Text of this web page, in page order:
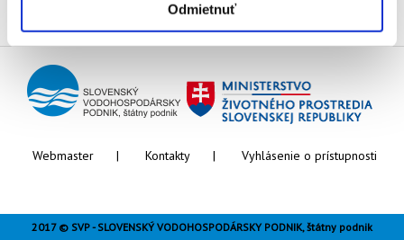
Odmietnuť
Webmaster Kontakty Vyhlásenie o prístupnosti
2017 © SVP - SLOVENSKÝ VODOHOSPODÁRSKY PODNIK, štátny podnik